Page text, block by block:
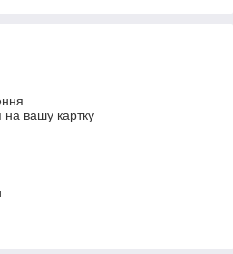
на вашу картку